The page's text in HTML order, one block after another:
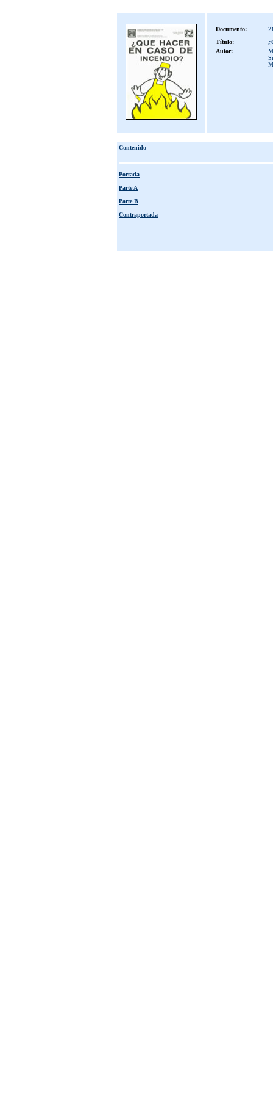
Documento:
Título:
Autor:
Contenido
Portada
Parte A
Parte B
Contraportada